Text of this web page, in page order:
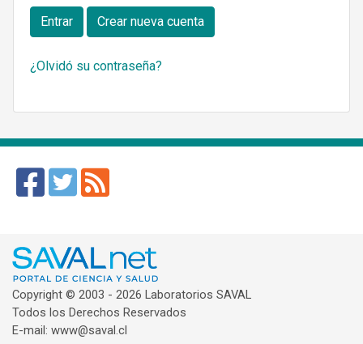
Entrar Crear nueva cuenta
¿Olvidó su contraseña?
Copyright © 2003 - 2026 Laboratorios SAVAL
Todos los Derechos Reservados
E-mail: www@saval.cl